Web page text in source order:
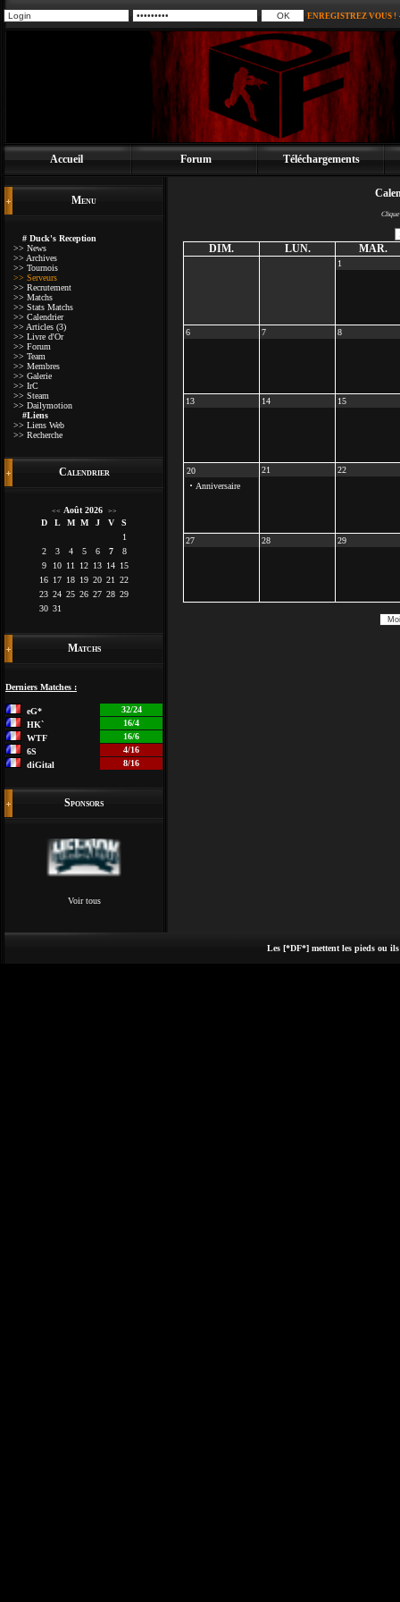
ENREGISTREZ VOUS !
Accueil Forum Téléchargements
Menu
# Duck's Reception
>> News
>> Archives
>> Tournois
>> Serveurs
>> Recrutement
>> Matchs
>> Stats Matchs
>> Calendrier
>> Articles (3)
>> Livre d'Or
>> Forum
>> Team
>> Membres
>> Galerie
>> IrC
>> Steam
>> Dailymotion
#Liens
>> Liens Web
>> Recherche
Calendrier
<< Août 2026 >>
D L M M J V
S
1
2
3 4 5 6 7
8
9
10 11 12 13 14 15
16 17 18 19 20 21
22
23 24 25 26 27 28 29
30 31
Matchs
Derniers Matches :
eG*
32/24
HK`
16/4
WTF
16/6
6S
4/16
diGital
8/16
Sponsors
Voir tous
DIM. LUN. MAR.
1
6 7 8
13 14 15
20
· Anniversaire
21 22
27 28 29
Les [*DF*] mettent les pieds ou